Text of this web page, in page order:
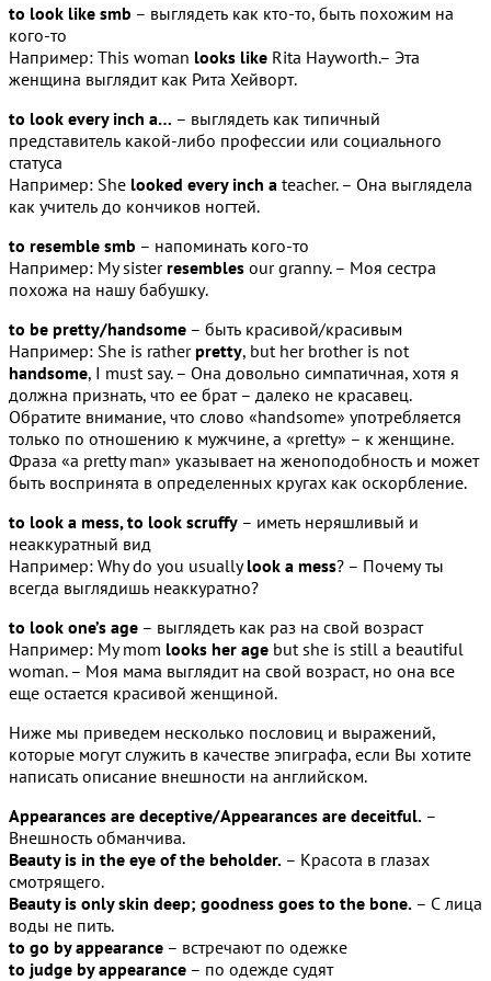
to look like smb – выглядеть как кто-то, быть похожим на
кого-то
Например: This woman looks like Rita Hayworth.– Эта
женщина выглядит как Рита Хейворт.
to look every inch a… – выглядеть как типичный
представитель какой-либо профессии или социального
статуса
Например: She looked every inch a teacher. – Она выглядела
как учитель до кончиков ногтей.
to resemble smb – напоминать кого-то
Например: My sisterresembles our granny. – Моя сестра
похожа на нашу бабушку.
to be pretty/handsome – быть красивой/красивым
Например: She is ratherpretty, but her brother is not
handsome, I must say. – Она довольно симпатичная, хотя я
должна признать, что ее брат – далеко не красавец.
Обратите внимание, что слово «handsome» употребляется
только по отношению к мужчине, а «pretty» – к женщине.
Фраза «a pretty man» указывает на женоподобность и может
быть воспринята в определенных кругах как оскорбление.
to look a mess, to look scruffy – иметь неряшливый и
неаккуратный вид
Например: Why do you usuallylook a mess? – Почему ты
всегда выглядишь неаккуратно?
to look one’s age – выглядеть как раз на свой возраст
Например: My mom looks her age but she is still a beautiful
woman. – Моя мама выглядит на свой возраст, но она все
еще остается красивой женщиной.
Ниже мы приведем несколько пословиц и выражений,
которые могут служить в качестве эпиграфа, если Вы хотите
написать описание внешности на английском.
Appearances are deceptive/Appearances are deceitful. –
Внешность обманчива.
Beauty is in the eye of the beholder. – Красота в глазах
смотрящего.
Beauty is only skin deep; goodness goes to the bone. – С лица
воды не пить.
to go by appearance – встречают по одежке
to judge by appearance – по одежде судят